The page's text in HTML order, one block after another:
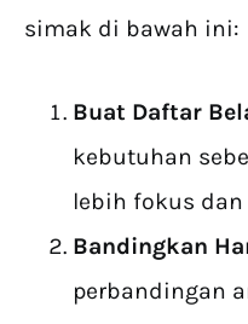
simak di bawah ini:
Buat Daftar
kebutuhan
lebih fokus
Bandingkan
perbandingan